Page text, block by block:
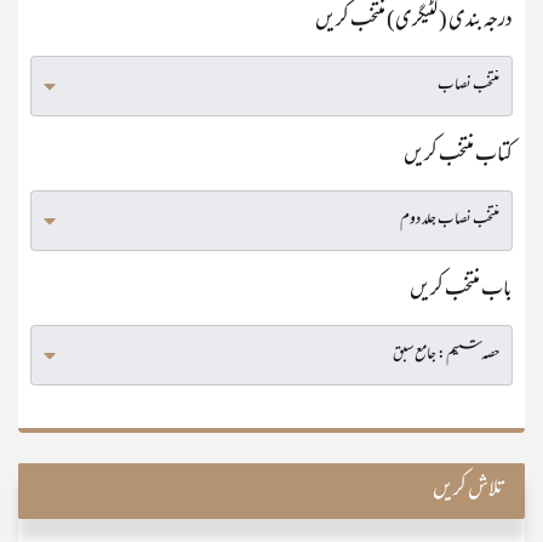
درجہ بندی (کٹیگری) منتخب کریں
کتاب منتخب کریں
باب منتخب کریں
تلاش کریں